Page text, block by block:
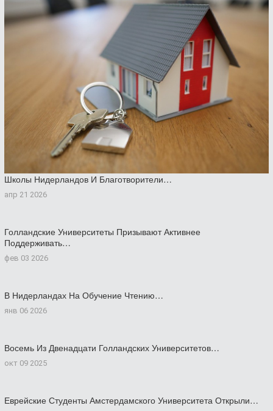
Школы Нидерландов И Благотворители…
апр 21 2026
Голландские Университеты Призывают Активнее
Поддерживать…
фев 03 2026
В Нидерландах На Обучение Чтению…
янв 06 2026
Восемь Из Двенадцати Голландских Университетов…
окт 09 2025
Еврейские Студенты Амстердамского Университета Открыли…